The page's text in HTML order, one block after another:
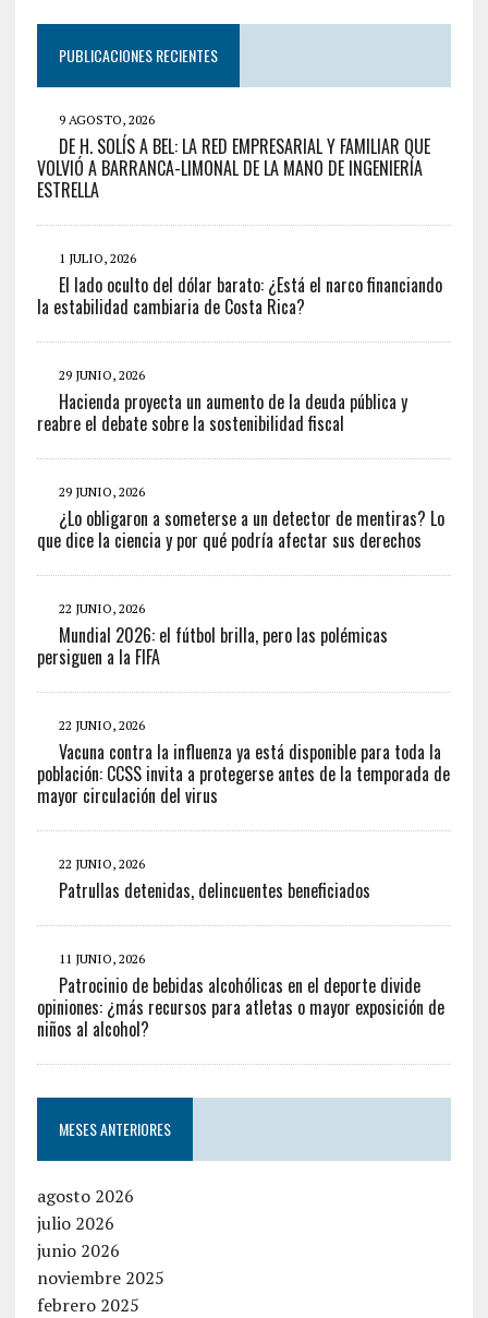
PUBLICACIONES RECIENTES
9 AGOSTO, 2026
DE H. SOLÍS A BEL: LA RED EMPRESARIAL Y FAMILIAR QUE
VOLVIÓ A BARRANCA-LIMONAL DE LA MANO DE INGENIERÍA
ESTRELLA
1 JULIO, 2026
El lado oculto del dólar barato: ¿Está el narco financiando
la estabilidad cambiaria de Costa Rica?
29 JUNIO, 2026
Hacienda proyecta un aumento de la deuda pública y
reabre el debate sobre la sostenibilidad fiscal
29 JUNIO, 2026
¿Lo obligaron a someterse a un detector de mentiras? Lo
que dice la ciencia y por qué podría afectar sus derechos
22 JUNIO, 2026
Mundial 2026: el fútbol brilla, pero las polémicas
persiguen a la FIFA
22 JUNIO, 2026
Vacuna contra la influenza ya está disponible para toda la
población: CCSS invita a protegerse antes de la temporada de
mayor circulación del virus
22 JUNIO, 2026
Patrullas detenidas, delincuentes beneficiados
11 JUNIO, 2026
Patrocinio de bebidas alcohólicas en el deporte divide
opiniones: ¿más recursos para atletas o mayor exposición de
niños al alcohol?
MESES ANTERIORES
agosto 2026
julio 2026
junio 2026
noviembre 2025
febrero 2025